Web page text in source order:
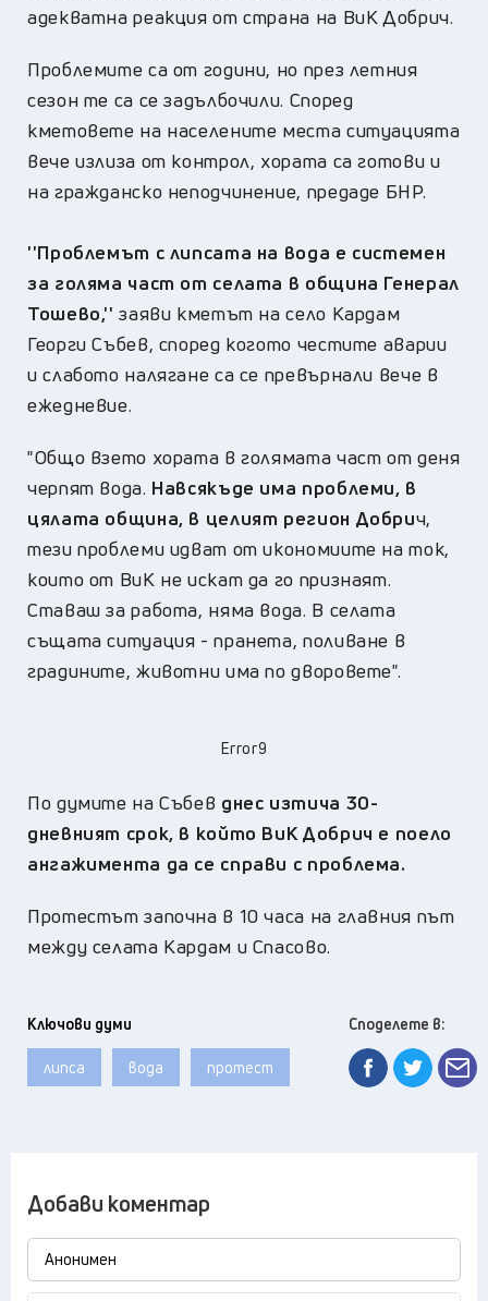
адекватна реакция от страна на ВиК Добрич.
Проблемите са от години, но през летния
сезон те са се задълбочили. Според
кметовете на населените места ситуацията
вече излиза от контрол, хората са готови и
на гражданско неподчинение, предаде БНР.
''Проблемът с липсата на вода е системен
за голяма част от селата в община Генерал
Тошево,'' заяви кметът на село Кардам
Георги Събев, според когото честите аварии
и слабото налягане са се превърнали вече в
ежедневие.
"Общо взето хората в голямата част от деня
черпят вода. Навсякъде има проблеми, в
цялата община, в целият регион Добрич,
тези проблеми идват от икономиите на ток,
които от ВиК не искат да го признаят.
Ставаш за работа, няма вода. В селата
същата ситуация - пранета, поливане в
градините, животни има по дворовете".
Error9
По думите на Събев днес изтича 30-
дневният срок, в който ВиК Добрич е поело
ангажимента да се справи с проблема.
Протестът започна в 10 часа на главния път
между селата Кардам и Спасово.
Ключови думи
липса вода протест
Споделете в:
Добави коментар